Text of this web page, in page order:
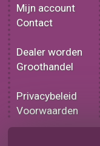
Mijn account
Contact
Dealer worden
Groothandel
Privacybeleid
Voorwaarden